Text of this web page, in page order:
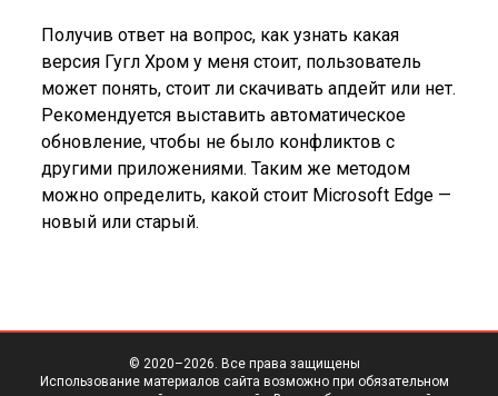
Получив ответ на вопрос, как узнать какая
версия Гугл Хром у меня стоит, пользователь
может понять, стоит ли скачивать апдейт или нет.
Рекомендуется выставить автоматическое
обновление, чтобы не было конфликтов с
другими приложениями. Таким же методом
можно определить, какой стоит Microsoft Edge —
новый или старый.
© 2020–2026. Все права защищены
Использование материалов сайта возможно при обязательном